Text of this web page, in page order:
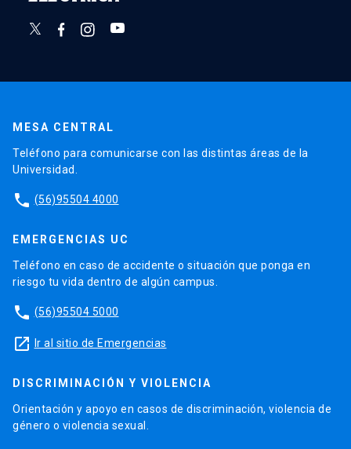
MESA CENTRAL
Teléfono para comunicarse con las distintas áreas de la
Universidad.
phone (56)95504 4000
EMERGENCIAS UC
Teléfono en caso de accidente o situación que ponga en
riesgo tu vida dentro de algún campus.
phone (56)95504 5000
launch Ir al sitio de Emergencias
DISCRIMINACIÓN Y VIOLENCIA
Orientación y apoyo en casos de discriminación, violencia de
género o violencia sexual.